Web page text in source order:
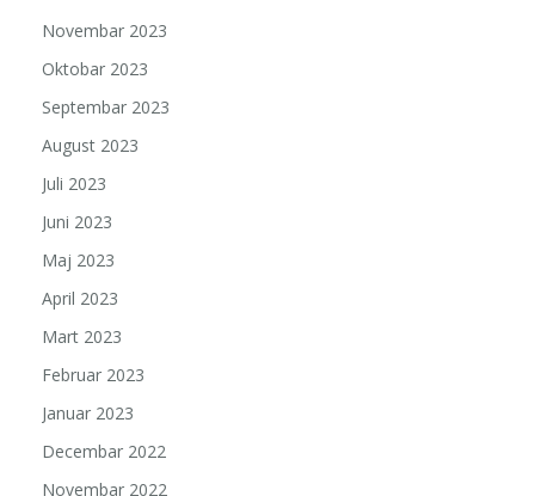
Novembar 2023
Oktobar 2023
Septembar 2023
August 2023
Juli 2023
Juni 2023
Maj 2023
April 2023
Mart 2023
Februar 2023
Januar 2023
Decembar 2022
Novembar 2022